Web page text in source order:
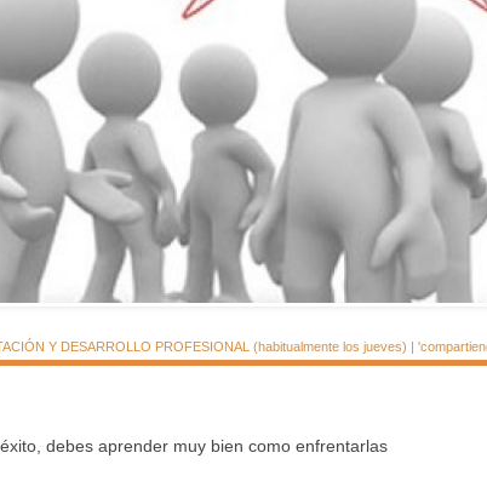
Y DESARROLLO PROFESIONAL (habitualmente los jueves) |
debes aprender muy bien como enfrentarlas